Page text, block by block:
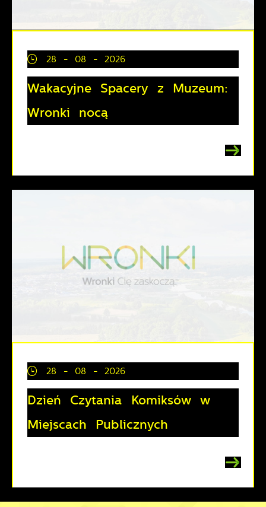
28 - 08 - 2026
Wakacyjne Spacery z Muzeum:
Wronki nocą
28 - 08 - 2026
Dzień Czytania Komiksów w
Miejscach Publicznych